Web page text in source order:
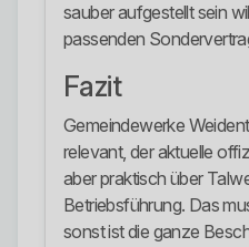
sauber aufgestellt sein
passenden
Fazit
Gemeindewerke
relevant, der aktuelle
aber praktisch über
Betriebsführung. Das
sonst ist die ganze